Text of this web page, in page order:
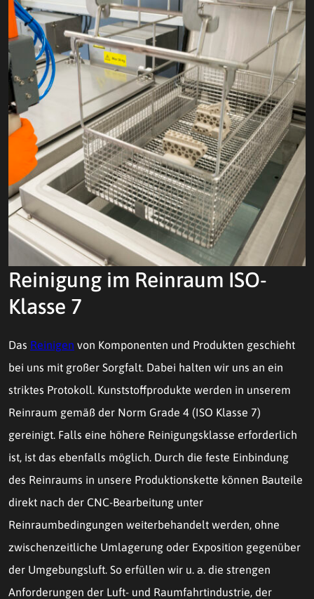
Reinigung im Reinraum ISO-
Klasse 7
Das Reinigen von Komponenten und Produkten geschieht
bei uns mit großer Sorgfalt. Dabei halten wir uns an ein
striktes Protokoll. Kunststoffprodukte werden in unserem
Reinraum gemäß der Norm Grade 4 (ISO Klasse 7)
gereinigt. Falls eine höhere Reinigungsklasse erforderlich
ist, ist das ebenfalls möglich. Durch die feste Einbindung
des Reinraums in unsere Produktionskette können Bauteile
direkt nach der CNC-Bearbeitung unter
Reinraumbedingungen weiterbehandelt werden, ohne
zwischenzeitliche Umlagerung oder Exposition gegenüber
der Umgebungsluft. So erfüllen wir u. a. die strengen
Anforderungen der Luft- und Raumfahrtindustrie, der